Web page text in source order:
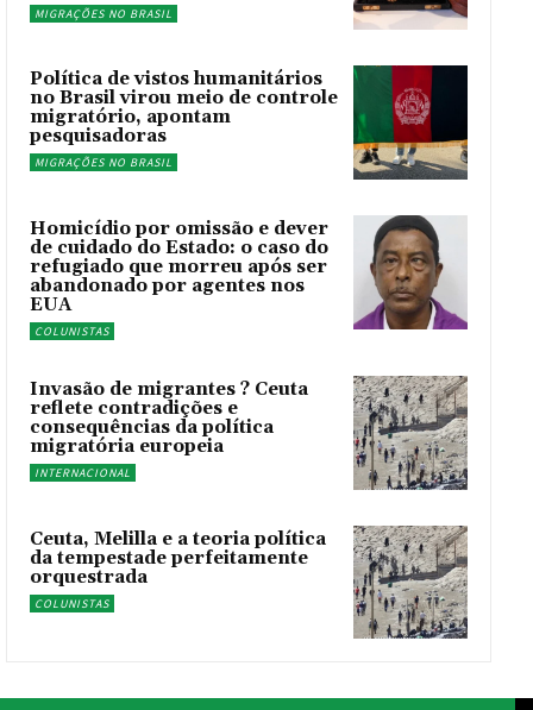
MIGRAÇÕES NO BRASIL
Política de vistos humanitários
no Brasil virou meio de controle
migratório, apontam
pesquisadoras
MIGRAÇÕES NO BRASIL
Homicídio por omissão e dever
de cuidado do Estado: o caso do
refugiado que morreu após ser
abandonado por agentes nos
EUA
COLUNISTAS
Invasão de migrantes ? Ceuta
reflete contradições e
consequências da política
migratória europeia
INTERNACIONAL
Ceuta, Melilla e a teoria política
da tempestade perfeitamente
orquestrada
COLUNISTAS